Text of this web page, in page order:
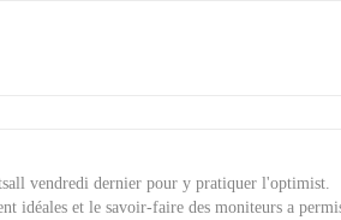
vendredi dernier pour y pratiquer l'optimist.
idéales et le savoir-faire des moniteurs a